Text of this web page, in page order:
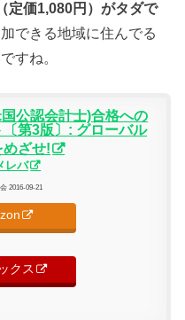
定価1,080円）がタダで
できる地域に住んでる
すね。
公認会計士)合格への
第3版〕: グローバル
めざせ!
レバ
2016-09-21
クス